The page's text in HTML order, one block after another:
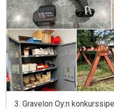
3. Gravelon Oy:n